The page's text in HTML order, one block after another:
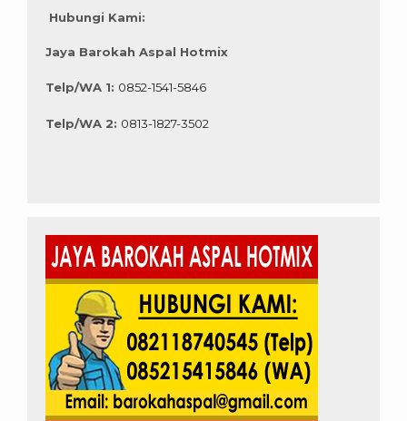
Hubungi Kami:
Jaya Barokah Aspal Hotmix
Telp/WA 1: 0852-1541-5846
Telp/WA 2: 0813-1827-3502